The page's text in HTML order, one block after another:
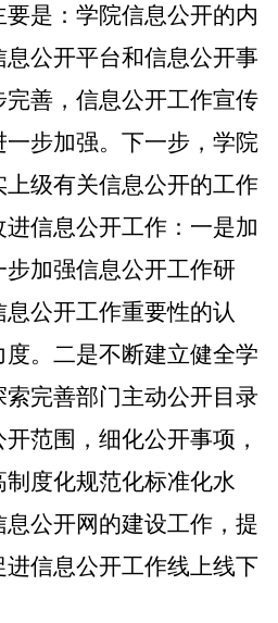
是：学院信息公开的内
公开平台和信息公开事
善，信息公开工作宣传
步加强。下一步，学院
级有关信息公开的工作
信息公开工作 ： 一是加
加强信息公开工作研
公开工作重要性的认
。二是不断建立健全学
完善部门主动公开目录
范围，细化公开事项，
度化规范化标准化水
公开网的建设工作，提
信息公开工作线上线下